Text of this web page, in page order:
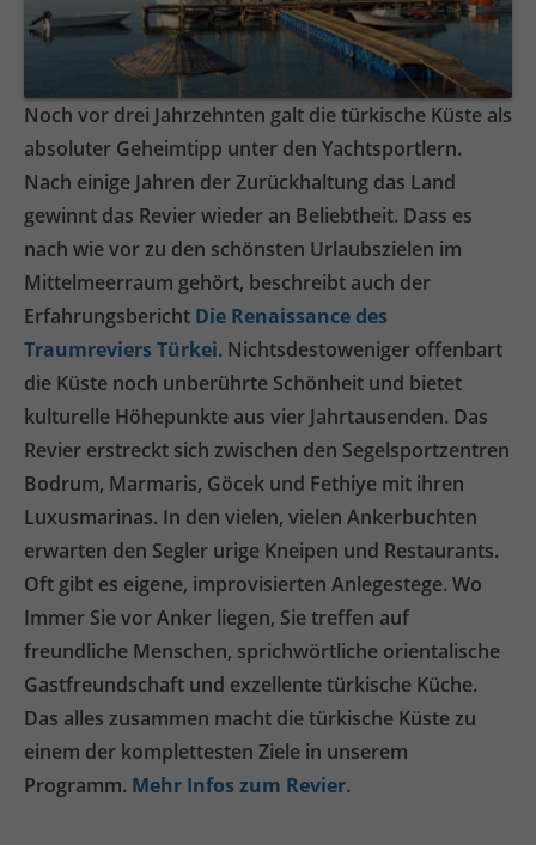
Noch vor drei Jahrzehnten galt die türkische Küste als
absoluter Geheimtipp unter den Yachtsportlern.
Nach einige Jahren der Zurückhaltung das Land
gewinnt das Revier wieder an Beliebtheit. Dass es
nach wie vor zu den schönsten Urlaubszielen im
Mittelmeerraum gehört, beschreibt auch der
Erfahrungsbericht Die Renaissance des
Traumreviers Türkei. Nichtsdestoweniger offenbart
die Küste noch unberührte Schönheit und bietet
kulturelle Höhepunkte aus vier Jahrtausenden. Das
Revier erstreckt sich zwischen den Segelsportzentren
Bodrum, Marmaris, Göcek und Fethiye mit ihren
Luxusmarinas. In den vielen, vielen Ankerbuchten
erwarten den Segler urige Kneipen und Restaurants.
Oft gibt es eigene, improvisierten Anlegestege. Wo
Immer Sie vor Anker liegen, Sie treffen auf
freundliche Menschen, sprichwörtliche orientalische
Gastfreundschaft und exzellente türkische Küche.
Das alles zusammen macht die türkische Küste zu
einem der komplettesten Ziele in unserem
Programm. Mehr Infos zum Revier.